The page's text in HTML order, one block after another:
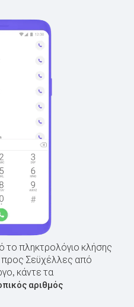
το πληκτρολόγιο κλήσης
προς Σεϋχέλλες από
κάντε τα
αριθμός